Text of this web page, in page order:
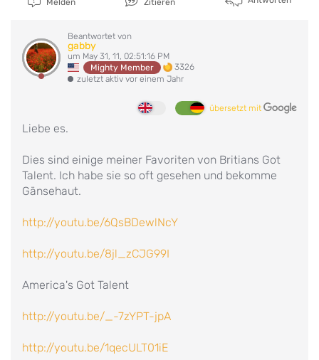
Melden Zitieren
Beantwortet von
gabby
um May 31, 11, 02:51:16 PM
Mighty Member
3326
zuletzt aktiv vor einem Jahr
übersetzt mit
Liebe es.
Dies sind einige meiner Favoriten von Britians Got
Talent. Ich habe sie so oft gesehen und bekomme
Gänsehaut.
http://youtu.be/6QsBDewlNcY
http://youtu.be/8jl_zCJG99I
America's Got Talent
http://youtu.be/_-7zYPT-jpA
http://youtu.be/1qecULT01iE